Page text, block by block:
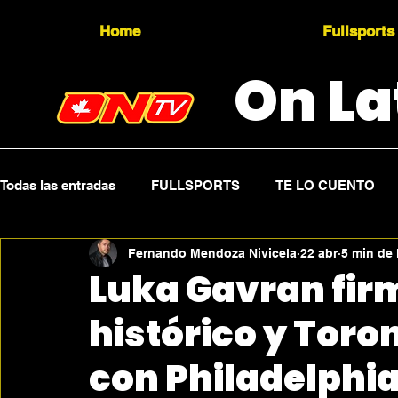
Home Fullsports
On
Todas las entradas FULLSPORTS TE LO CUENTO
Topicality PRESS RELEASE Press Sports
Luka Gavran
histórico y
con Philadelphia
Fernando Mendoza Nivicela 22 abr 5 min de